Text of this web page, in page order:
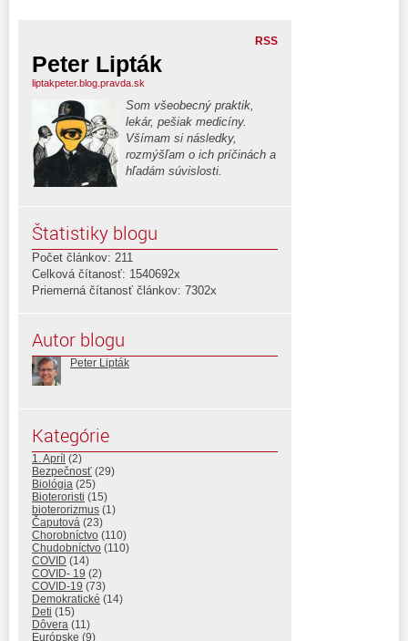
RSS
Peter Lipták
liptakpeter.blog.pravda.sk
Som všeobecný praktik,
lekár, pešiak medicíny.
Všímam si následky,
rozmýšľam o ich príčinách a
hľadám súvislosti.
Štatistiky blogu
Počet článkov: 211
Celková čítanosť: 1540692x
Priemerná čítanosť článkov: 7302x
Autor blogu
Peter Lipták
Kategórie
1. Apríl (2)
Bezpečnosť (29)
Biológia (25)
Bioteroristi (15)
bioterorizmus (1)
Čaputová (23)
Chorobníctvo (110)
Chudobníctvo (110)
COVID (14)
COVID- 19 (2)
COVID-19 (73)
Demokratické (14)
Deti (15)
Dôvera (11)
Európske (9)